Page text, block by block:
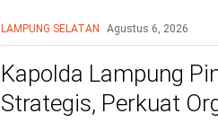
LAMPUNG SELATAN Agustus 6, 2026
Kapolda Lampung
Strategis, Perkuat